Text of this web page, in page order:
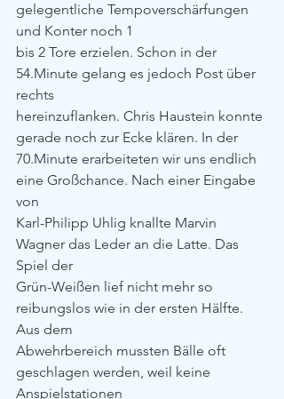
gelegentliche Tempoverschärfungen
und Konter noch 1
bis 2 Tore erzielen. Schon in der
54.Minute gelang es jedoch Post über
rechts
hereinzuflanken. Chris Haustein konnte
gerade noch zur Ecke klären. In der
70.Minute erarbeiteten wir uns endlich
eine Großchance. Nach einer Eingabe
von
Karl-Philipp Uhlig knallte Marvin
Wagner das Leder an die Latte. Das
Spiel der
Grün-Weißen lief nicht mehr so
reibungslos wie in der ersten Hälfte.
Aus dem
Abwehrbereich mussten Bälle oft
geschlagen werden, weil keine
Anspielstationen